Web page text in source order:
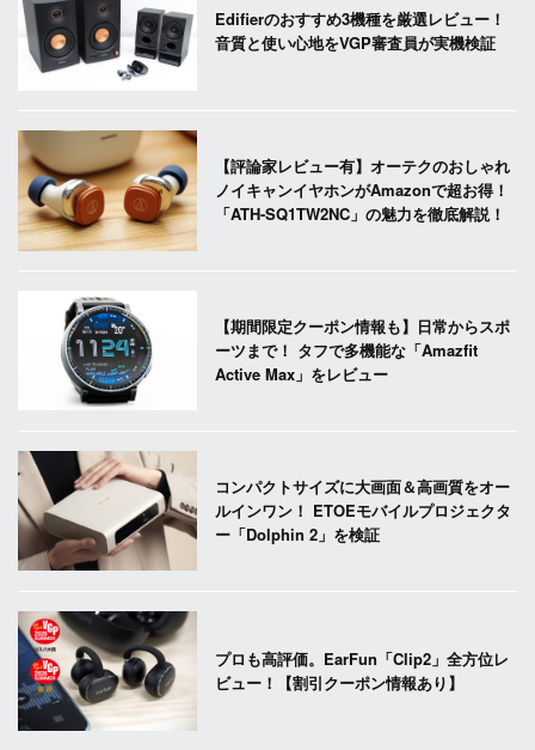
Edifierのおすすめ3機種を厳選レビュー！
音質と使い心地をVGP審査員が実機検証
【評論家レビュー有】オーテクのおしゃれ
ノイキャンイヤホンがAmazonで超お得！
「ATH-SQ1TW2NC」の魅力を徹底解説！
【期間限定クーポン情報も】日常からスポ
ーツまで！ タフで多機能な「Amazfit
Active Max」をレビュー
コンパクトサイズに大画面＆高画質をオー
ルインワン！ ETOEモバイルプロジェクタ
ー「Dolphin 2」を検証
プロも高評価。EarFun「Clip2」全方位レ
ビュー！【割引クーポン情報あり】